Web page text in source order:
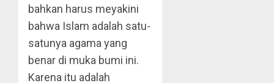
bahkan harus meyakini
bahwa Islam adalah satu-
satunya agama yang
benar di muka bumi ini.
Karena itu adalah